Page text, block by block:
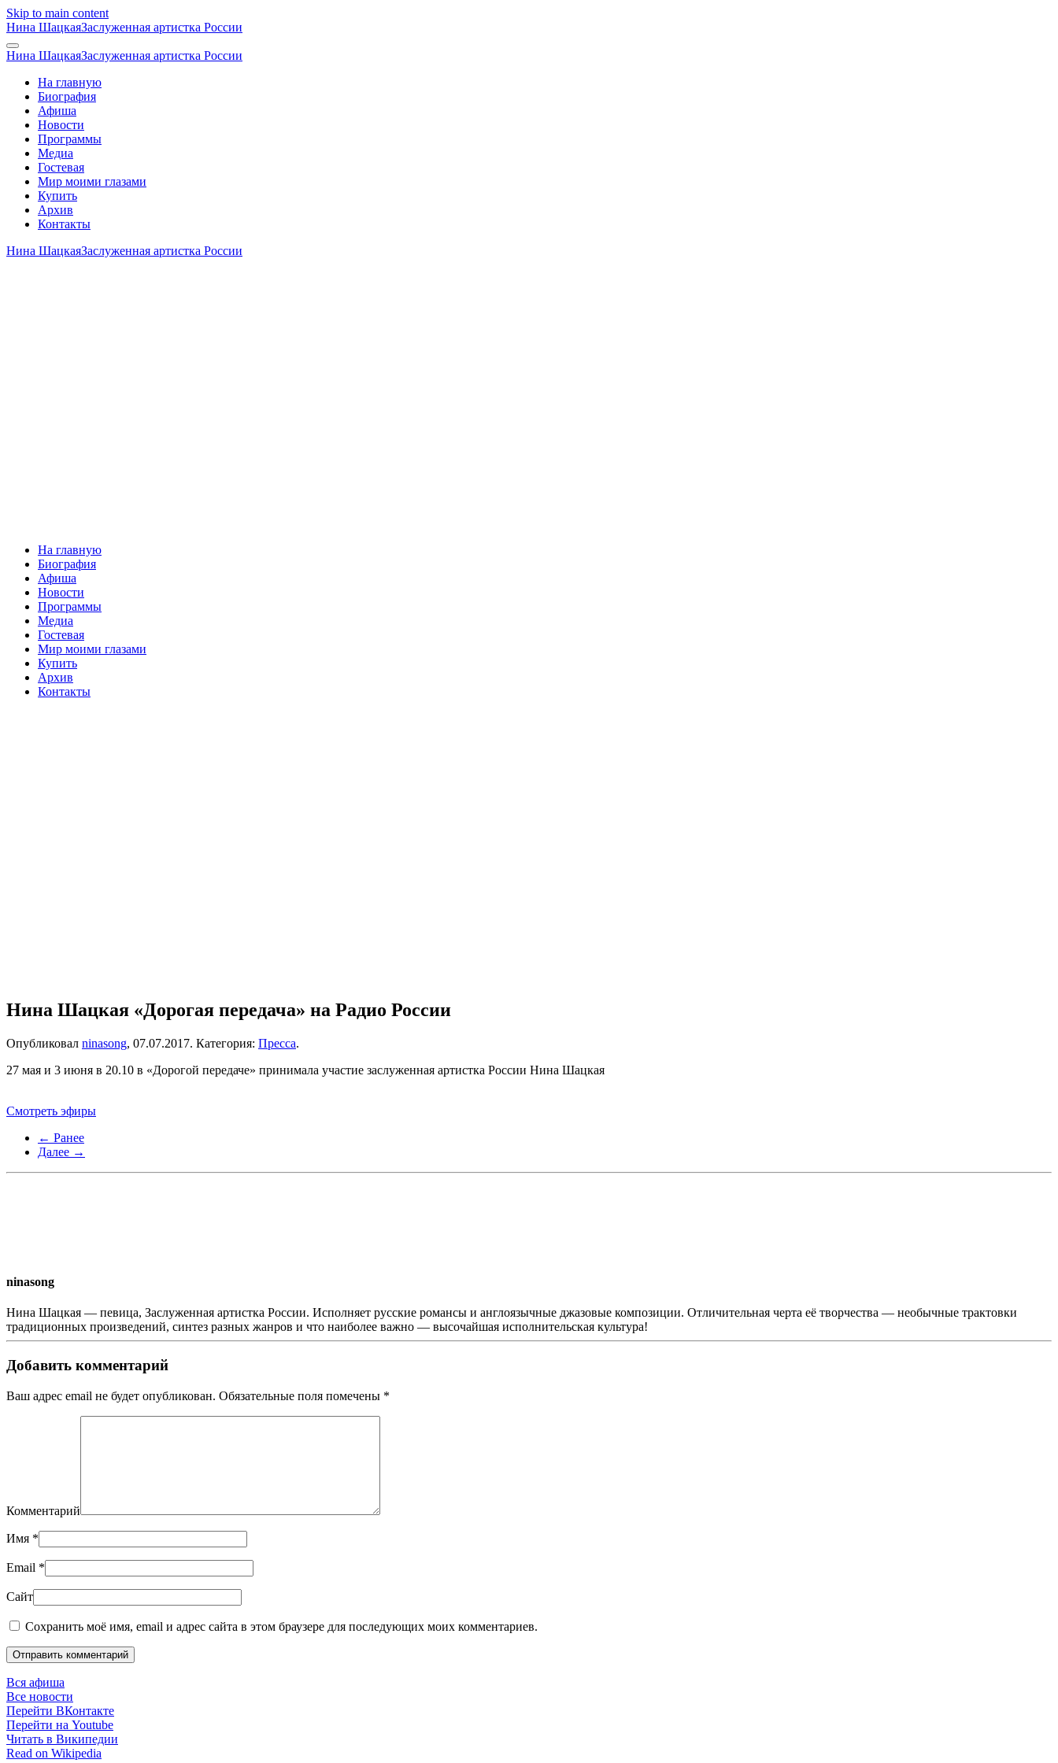
Skip to main content
Нина ШацкаяЗаслуженная артистка России
Нина ШацкаяЗаслуженная артистка России
На главную
Биография
Афиша
Новости
Программы
Медиа
Гостевая
Мир моими глазами
Купить
Архив
Контакты
Нина ШацкаяЗаслуженная артистка России
На главную
Биография
Афиша
Новости
Программы
Медиа
Гостевая
Мир моими глазами
Купить
Архив
Контакты
Нина Шацкая «Дорогая передача» на Радио России
Опубликовал ninasong, 07.07.2017. Категория: Пресса.
27 мая и 3 июня в 20.10 в «Дорогой передаче» принимала участие заслуженная артистка России Нина Шацкая
Смотреть эфиры
← Ранее
Далее →
ninasong
Нина Шацкая — певица, Заслуженная артистка России. Исполняет русские романсы и англоязычные джазовые композиции. Отличительная черта её творчества — необычные трактовки
традиционных произведений, синтез разных жанров и что наиболее важно — высочайшая исполнительская культура!
Добавить комментарий
Ваш адрес email не будет опубликован. Обязательные поля помечены *
Комментарий
Имя *
Email *
Сайт
Сохранить моё имя, email и адрес сайта в этом браузере для последующих моих комментариев.
Отправить комментарий
Вся афиша
Все новости
Перейти ВКонтакте
Перейти на Youtube
Читать в Википедии
Read on Wikipedia